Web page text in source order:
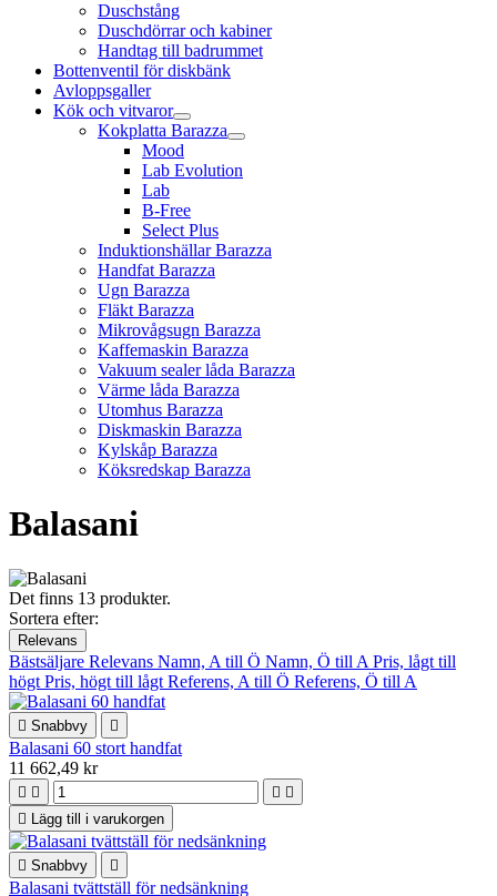
Duschstång
Duschdörrar och kabiner
Handtag till badrummet
Bottenventil för diskbänk
Avloppsgaller
Kök och vitvaror
Kokplatta Barazza
Mood
Lab Evolution
Lab
B-Free
Select Plus
Induktionshällar Barazza
Handfat Barazza
Ugn Barazza
Fläkt Barazza
Mikrovågsugn Barazza
Kaffemaskin Barazza
Vakuum sealer låda Barazza
Värme låda Barazza
Utomhus Barazza
Diskmaskin Barazza
Kylskåp Barazza
Köksredskap Barazza
Balasani
Det finns 13 produkter.
Sortera efter:
Relevans
Bästsäljare Relevans Namn, A till Ö Namn, Ö till A Pris, lågt till
högt Pris, högt till lågt Referens, A till Ö Referens, Ö till A
 Snabbvy 
Balasani 60 stort handfat
11 662,49 kr
   

Lägg till i varukorgen
 Snabbvy 
Balasani tvättställ för nedsänkning